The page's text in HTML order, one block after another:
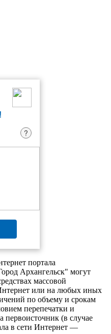
?
портала
Архангельск" могут
массовой
или на любых иных
по объему и срокам
перепечатки и
первоисточник (в случае
в сети Интернет —